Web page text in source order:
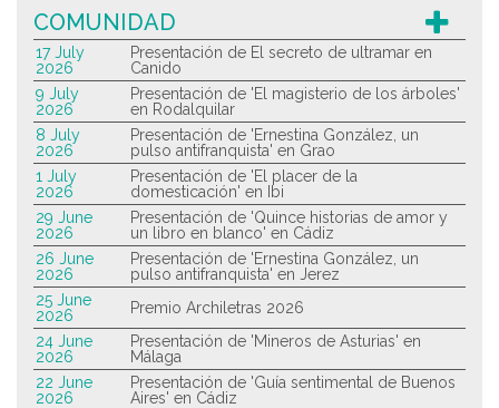
COMUNIDAD
17 July
2026
Presentación de El secreto de ultramar en
Canido
9 July
2026
Presentación de 'El magisterio de los árboles'
en Rodalquilar
8 July
2026
Presentación de 'Ernestina González, un
pulso antifranquista' en Grao
1 July
2026
Presentación de 'El placer de la
domesticación' en Ibi
29 June
2026
Presentación de 'Quince historias de amor y
un libro en blanco' en Cádiz
26 June
2026
Presentación de 'Ernestina González, un
pulso antifranquista' en Jerez
25 June
2026
Premio Archiletras 2026
24 June
2026
Presentación de 'Mineros de Asturias' en
Málaga
22 June
2026
Presentación de 'Guía sentimental de Buenos
Aires' en Cádiz